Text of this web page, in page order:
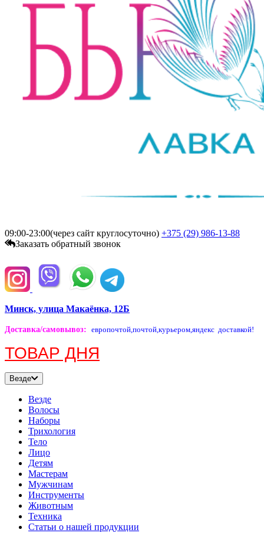
09:00-23:00(через сайт круглосуточно) +375 (29) 986-13-88
Заказать обратный звонок
Минск, улица Макаёнка, 12Б
Доставка/самовывоз: европочтой,почтой,курьером,яндекс доставкой!
ТОВАР ДНЯ
Везде
Везде
Волосы
Наборы
Трихология
Тело
Лицо
Детям
Мастерам
Мужчинам
Инструменты
Животным
Техника
Статьи о нашей продукции